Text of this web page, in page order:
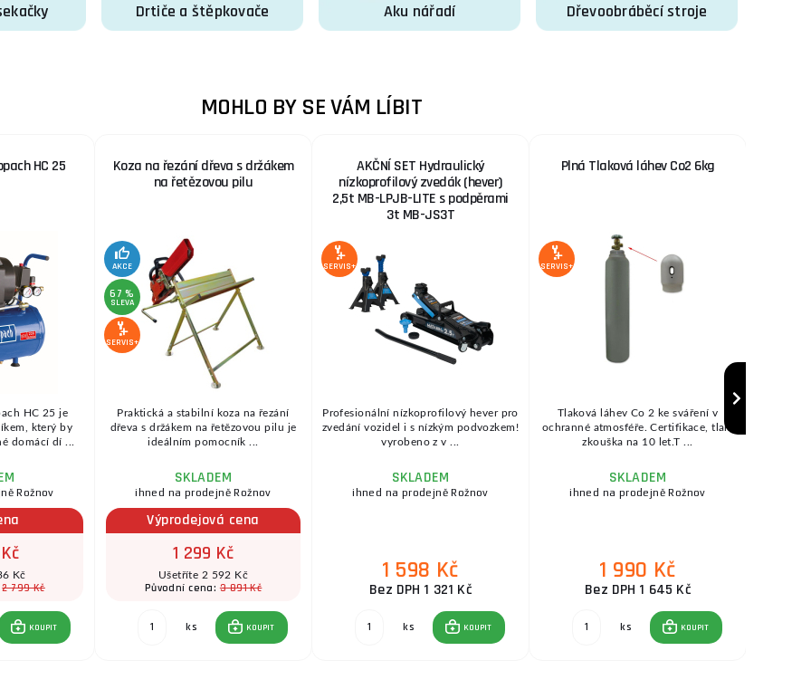
Drtiče a štěpkovače Aku nářadí Dřevoobráběcí stroje
MOHLO BY SE VÁM LÍBIT
HC 25
HC 25 je
který by
domácí dí ...
Rožnov
Kč
2 799 Kč
KOUPIT
Koza na řezání dřeva s držákem
na řetězovou pilu
AKCE
67 %
SLEVA
SERVIS+
Praktická a stabilní koza na řezání
dřeva s držákem na řetězovou pilu je
ideálním pomocník ...
SKLADEM
ihned na prodejně Rožnov
Výprodejová cena
1 299 Kč
Ušetříte 2 592 Kč
Původní cena:3 891 Kč
ks KOUPIT
AKČNÍ SET Hydraulický
nízkoprofilový zvedák (hever)
2,5t MB-LPJB-LITE s podpěrami
3t MB-JS3T
SERVIS+
Profesionální nízkoprofilový hever pro
zvedání vozidel i s nízkým podvozkem!
vyrobeno z v ...
SKLADEM
ihned na prodejně Rožnov
1 598 Kč
Bez DPH 1 321 Kč
ks KOUPIT
Plná Tlaková láhev Co2 6kg
SERVIS+
Tlaková láhev Co 2 ke sváření v
ochranné atmosféře. Certifikace, tlak.
zkouška na 10 let.T ...
SKLADEM
ihned na prodejně Rožnov
1 990 Kč
Bez DPH 1 645 Kč
ks KOUPIT